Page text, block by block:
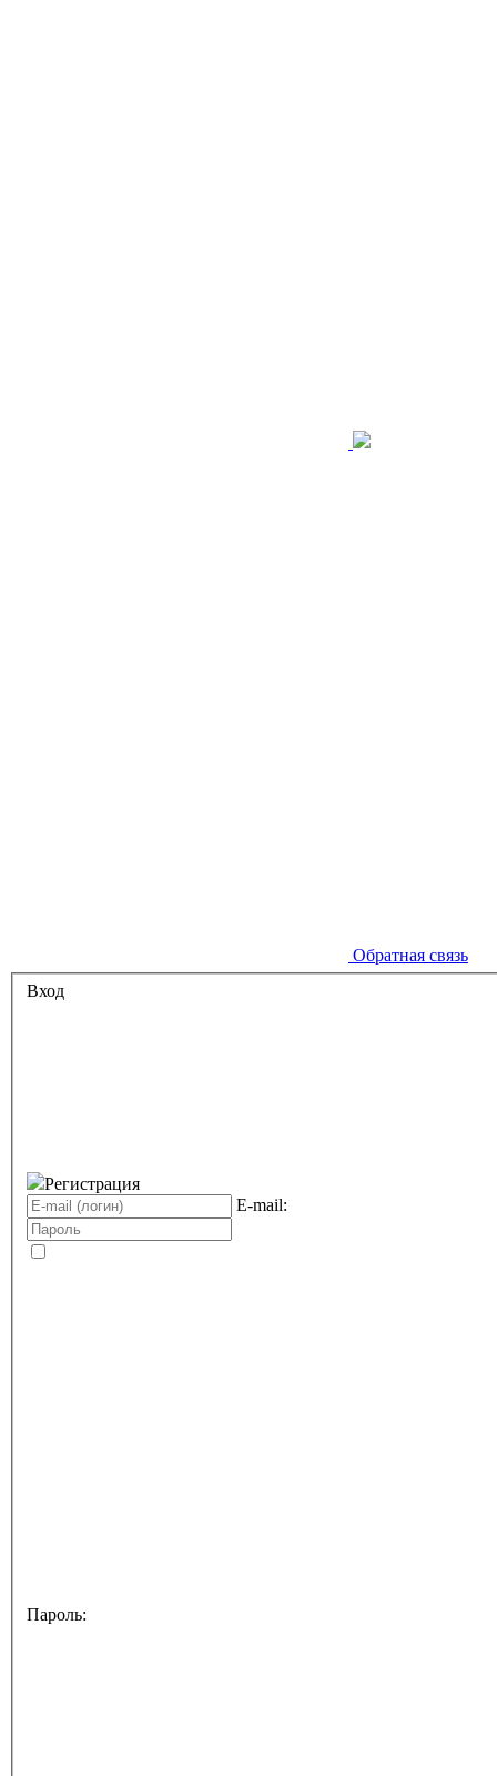
Обратная связь
Вход
Регистрация
E-mail:
Пароль: